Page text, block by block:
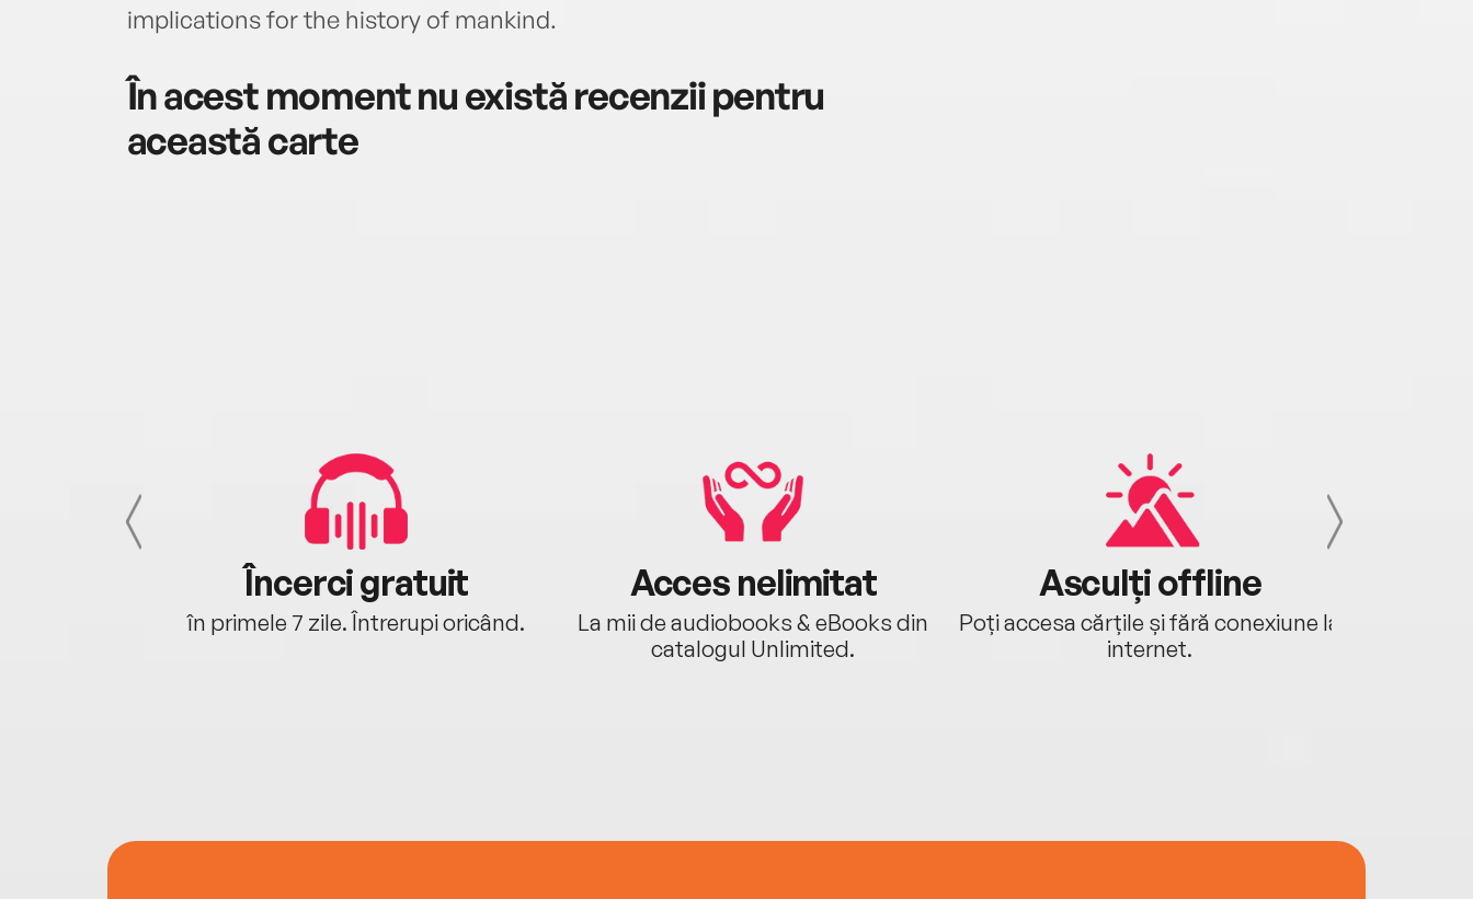
implications for the history of mankind.
În acest moment nu există recenzii pentru
această carte
Încerci gratuit
în primele 7 zile. Întrerupi oricând.
Acces nelimitat
La mii de audiobooks & eBooks din
catalogul Unlimited.
Asculți offline
Poți accesa cărțile și fără conexiune la
internet.